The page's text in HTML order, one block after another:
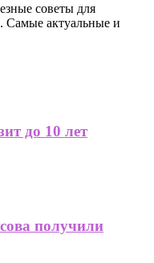
советы для
Самые актуальные и
до 10 лет
получили